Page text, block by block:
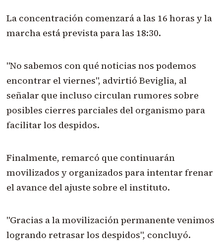
La concentración comenzará a las 16 horas y la
marcha está prevista para las 18:30.
"No sabemos con qué noticias nos podemos
encontrar el viernes", advirtió Beviglia, al
señalar que incluso circulan rumores sobre
posibles cierres parciales del organismo para
facilitar los despidos.
Finalmente, remarcó que continuarán
movilizados y organizados para intentar frenar
el avance del ajuste sobre el instituto.
"Gracias a la movilización permanente venimos
logrando retrasar los despidos", concluyó.